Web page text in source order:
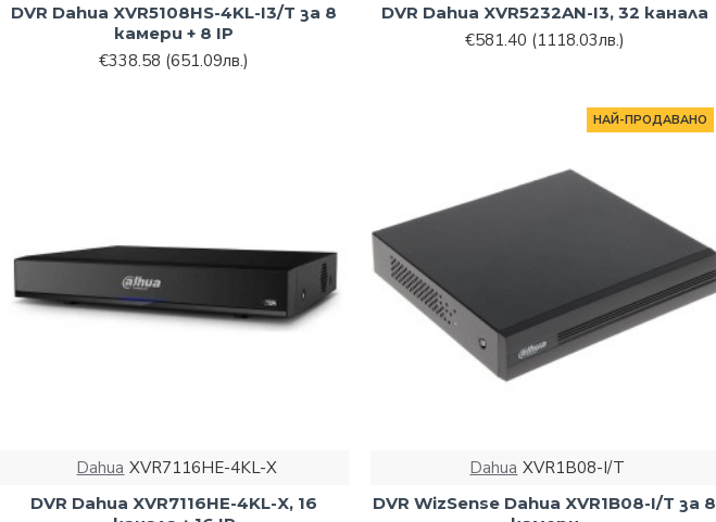
DVR Dahua XVR5108HS-4KL-I3/T за 8
камери + 8 IP
€338.58 (651.09лв.)
DVR Dahua XVR5232AN-I3, 32 канала
€581.40 (1118.03лв.)
Dahua XVR7116HE-4KL-X
DVR Dahua XVR7116HE-4KL-X, 16
НАЙ-ПРОДАВАНО
Dahua XVR1B08-I/T
DVR WizSense Dahua XVR1B08-I/T за 8